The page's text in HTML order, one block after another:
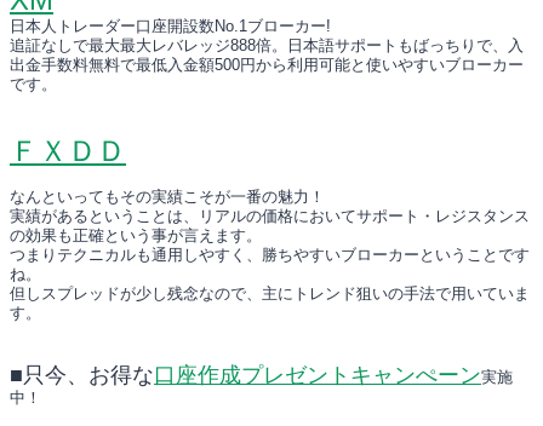
日本人トレーダー口座開設数No.1ブローカー!
追証なしで最大最大レバレッジ888倍。日本語サポートもばっちりで、入
出金手数料無料で最低入金額500円から利用可能と使いやすいブローカー
です。
ＦＸＤＤ
なんといってもその実績こそが一番の魅力！
実績があるということは、リアルの価格においてサポート・レジスタンス
の効果も正確という事が言えます。
つまりテクニカルも通用しやすく、勝ちやすいブローカーということです
ね。
但しスプレッドが少し残念なので、主にトレンド狙いの手法で用いていま
す。
■只今、お得な口座作成プレゼントキャンぺーン実施
中！